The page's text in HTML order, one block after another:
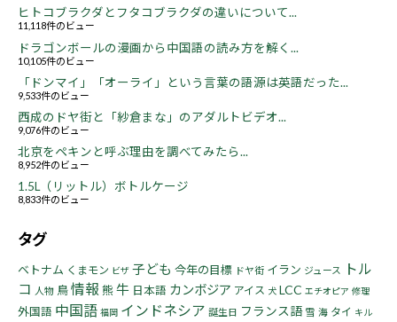
ヒトコブラクダとフタコブラクダの違いについて...
11,118件のビュー
ドラゴンボールの漫画から中国語の読み方を解く...
10,105件のビュー
「ドンマイ」「オーライ」という言葉の語源は英語だった...
9,533件のビュー
西成のドヤ街と「紗倉まな」のアダルトビデオ...
9,076件のビュー
北京をペキンと呼ぶ理由を調べてみたら...
8,952件のビュー
1.5L（リットル）ボトルケージ
8,833件のビュー
タグ
ベトナム くまモン ビザ 子ども 今年の目標 ドヤ街 イラン ジュース
トル
コ 人物 鳥情報 熊牛 日本語 カンボジア アイス 犬 LCC エチオピア 修理
外国語 中国語 福岡 インドネシア 誕生日 フランス語 雪 海 タイ キル